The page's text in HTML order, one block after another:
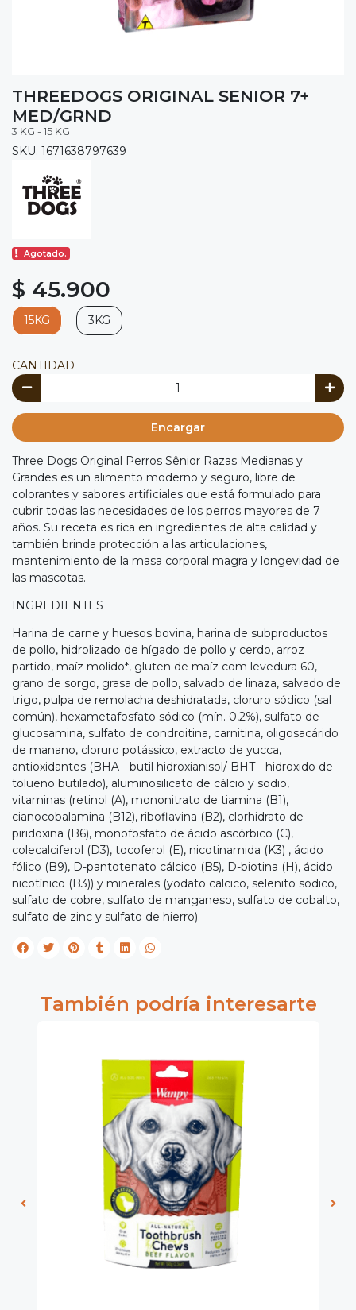
THREEDOGS ORIGINAL SENIOR 7+
MED/GRND
3 KG - 15 KG
SKU: 1671638797639
Agotado.
$ 45.900
15KG 3KG
CANTIDAD
Encargar
Three Dogs Original Perros Sênior Razas Medianas y
Grandes es un alimento moderno y seguro, libre de
colorantes y sabores artificiales que está formulado para
cubrir todas las necesidades de los perros mayores de 7
años. Su receta es rica en ingredientes de alta calidad y
también brinda protección a las articulaciones,
mantenimiento de la masa corporal magra y longevidad de
las mascotas.
INGREDIENTES
Harina de carne y huesos bovina, harina de subproductos
de pollo, hidrolizado de hígado de pollo y cerdo, arroz
partido, maíz molido*, gluten de maíz com levedura 60,
grano de sorgo, grasa de pollo, salvado de linaza, salvado de
trigo, pulpa de remolacha deshidratada, cloruro sódico (sal
común), hexametafosfato sódico (mín. 0,2%), sulfato de
glucosamina, sulfato de condroitina, carnitina, oligosacárido
de manano, cloruro potássico, extracto de yucca,
antioxidantes (BHA - butil hidroxianisol/ BHT - hidroxido de
tolueno butilado), aluminosilicato de cálcio y sodio,
vitaminas (retinol (A), mononitrato de tiamina (B1),
cianocobalamina (B12), riboflavina (B2), clorhidrato de
piridoxina (B6), monofosfato de ácido ascórbico (C),
colecalciferol (D3), tocoferol (E), nicotinamida (K3) , ácido
fólico (B9), D-pantotenato cálcico (B5), D-biotina (H), ácido
nicotínico (B3)) y minerales (yodato calcico, selenito sodico,
sulfato de cobre, sulfato de manganeso, sulfato de cobalto,
sulfato de zinc y sulfato de hierro).
También podría interesarte